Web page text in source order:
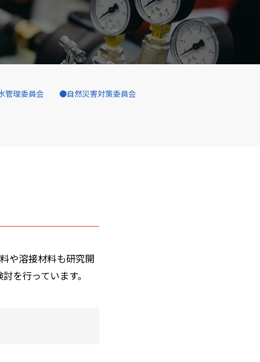
管理委員会 自然災害対策委員会
や溶接材料も研究開
を行っています。